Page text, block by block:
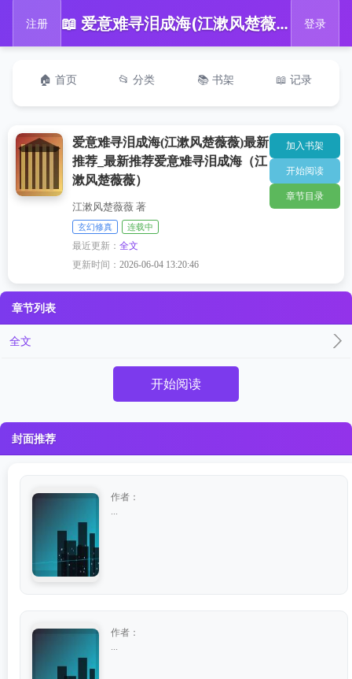
注册 📖 爱意难寻泪成海(江漱风楚薇薇)最新推荐_最新推荐爱意难寻泪成海（江漱风楚薇薇） 登录
🏠 首页 📂 分类 📚 书架 📖 记录
爱意难寻泪成海(江漱风楚薇薇)最新
推荐_最新推荐爱意难寻泪成海（江
漱风楚薇薇）
江漱风楚薇薇 著
玄幻修真 连载中
最近更新：全文
更新时间：2026-06-04 13:20:46
加入书架
开始阅读
章节目录
章节列表
全文
开始阅读
封面推荐
作者：
作者：